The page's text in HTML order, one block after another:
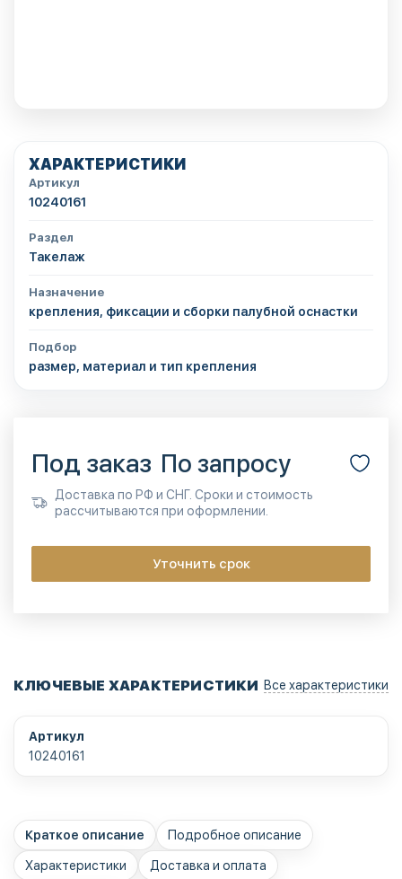
ХАРАКТЕРИСТИКИ
Артикул
10240161
Раздел
Такелаж
Назначение
крепления, фиксации и сборки палубной оснастки
Подбор
размер, материал и тип крепления
Под заказ По запросу
Доставка по РФ и СНГ. Сроки и стоимость
рассчитываются при оформлении.
Уточнить срок
КЛЮЧЕВЫЕ ХАРАКТЕРИСТИКИ Все характеристики
Артикул
10240161
Краткое описание Подробное описание
Характеристики Доставка и оплата